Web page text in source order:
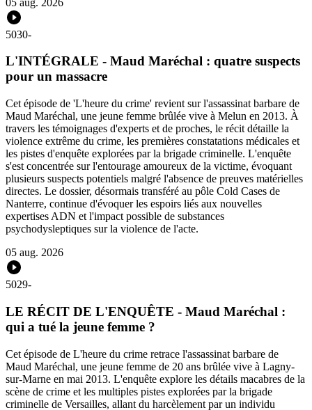
5030-
L'INTÉGRALE - Maud Maréchal : quatre suspects
pour un massacre
Cet épisode de 'L'heure du crime' revient sur l'assassinat barbare de
Maud Maréchal, une jeune femme brûlée vive à Melun en 2013. À
travers les témoignages d'experts et de proches, le récit détaille la
violence extrême du crime, les premières constatations médicales et
les pistes d'enquête explorées par la brigade criminelle. L'enquête
s'est concentrée sur l'entourage amoureux de la victime, évoquant
plusieurs suspects potentiels malgré l'absence de preuves matérielles
directes. Le dossier, désormais transféré au pôle Cold Cases de
Nanterre, continue d'évoquer les espoirs liés aux nouvelles
expertises ADN et l'impact possible de substances
psychodysleptiques sur la violence de l'acte.
05 aug. 2026
5029-
LE RÉCIT DE L'ENQUÊTE - Maud Maréchal :
qui a tué la jeune femme ?
Cet épisode de L'heure du crime retrace l'assassinat barbare de
Maud Maréchal, une jeune femme de 20 ans brûlée vive à Lagny-
sur-Marne en mai 2013. L'enquête explore les détails macabres de la
scène de crime et les multiples pistes explorées par la brigade
criminelle de Versailles, allant du harcèlement par un individu